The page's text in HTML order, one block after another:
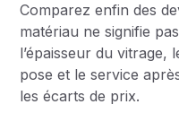
Comparez enfin des
matériau ne signifie
l’épaisseur du vitrage,
pose et le service
les écarts de prix.